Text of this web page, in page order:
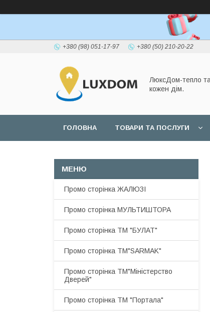
+380 (98) 051-17-97 +380 (50) 210-20-22
ЛюксДом-тепло
кожен дім.
ГОЛОВНА ТОВАРИ ТА ПОСЛУГИ
Промо сторінка ЖАЛЮЗІ
Промо сторінка МУЛЬТИШТОРА
Промо сторінка ТМ "БУЛАТ"
Промо сторінка ТМ"SARMAK"
Промо сторінка ТМ"Міністерство
Дверей"
Промо сторінка ТМ "Портала"